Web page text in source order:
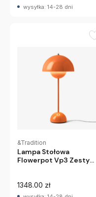
wysyłka: 14-28 dni
&Tradition
Lampa Stołowa
Flowerpot Vp3 Zesty
1348.00 zł